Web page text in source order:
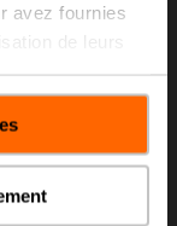
avez fournies